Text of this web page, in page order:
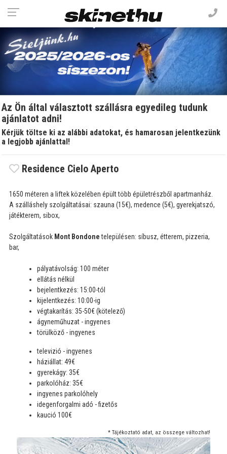
Az Ön által választott szállásra egyedileg tudunk
ajánlatot adni!
Kérjük töltse ki az alábbi adatokat, és hamarosan jelentkezünk
a legjobb ajánlattal!
Residence Cielo Aperto
1650 méteren a liftek közelében épült több épületrészből apartmanház.
A szálláshely szolgáltatásai: szauna (15€), medence (5€), gyerekjatszó,
játékterem, sibox,
Szolgáltatások Mont Bondonetelepülésen: síbusz, étterem, pizzeria,
bar,
pályatávolság: 100 méter
ellátás nélkül
bejelentkezés: 15:00-tól
kijelentkezés: 10:00-ig
végtakarítás: 35-50€ (kötelező)
ágyneműhuzat - ingyenes
törülköző - ingyenes
televizió - ingyenes
háziállat: 49€
gyerekágy: 35€
parkolóház: 35€
ingyenes parkolóhely
idegenforgalmi adó - fizetős
kaució 100€
* Tájékoztató adat, az összege változhat!